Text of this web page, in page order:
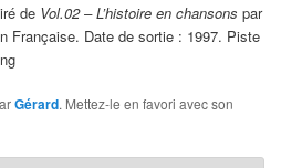
de Vol.02 – L’histoire en chansons par
Française. Date de sortie : 1997. Piste
Gérard. Mettez-le en favori avec son